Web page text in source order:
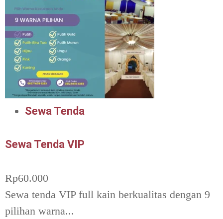
Sewa Tenda
Sewa Tenda VIP
Rp60.000
Sewa tenda VIP full kain berkualitas dengan 9
pilihan warna...